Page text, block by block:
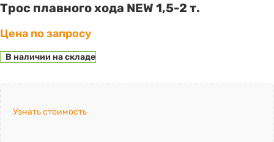
Трос плавного хода NEW 1,5-2 т.
Цена по запросу
В наличии на складе
Узнать стоимость